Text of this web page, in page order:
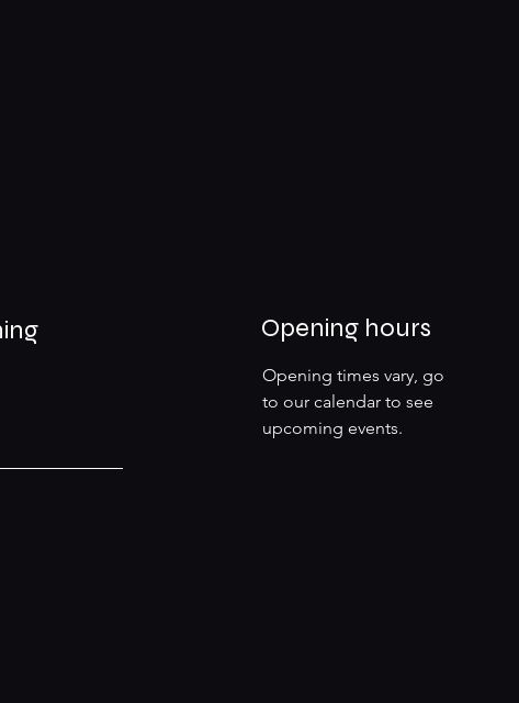
Opening hours
Opening times vary, go
to our calendar to see
upcoming events.